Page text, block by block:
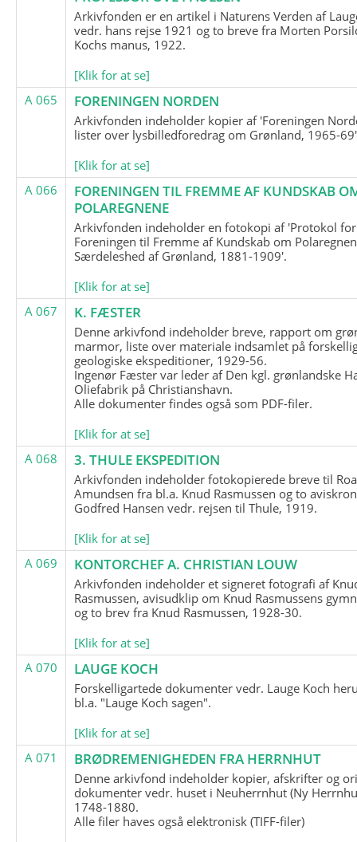
Arkivfonden er en artikel i Naturens Verden af
vedr. hans rejse 1921 og to breve fra Morten
Kochs manus, 1922.
[Klik for at se]
A 065
FORENINGEN NORDEN
Arkivfonden indeholder kopier af 'Foreningen
lister over lysbilledforedrag om Grønland, 1965-
[Klik for at se]
A 066
FORENINGEN TIL FREMME AF KUNDSKAB
POLAREGNENE
Arkivfonden indeholder en fotokopi af 'Protokol for
Foreningen til Fremme af Kundskab om
Særdeleshed af Grønland, 1881-1909'.
[Klik for at se]
A 067
K. FÆSTER
Denne arkivfond indeholder breve, rapport om
marmor, liste over materiale indsamlet på
geologiske ekspeditioner, 1929-56.
Ingenør Fæster var leder af Den kgl. grønlandske
Oliefabrik på Christianshavn.
Alle dokumenter findes også som PDF-filer.
[Klik for at se]
A 068
3. THULE EKSPEDITION
Arkivfonden indeholder fotokopierede breve til
Amundsen fra bl.a. Knud Rasmussen og to
Godfred Hansen vedr. rejsen til Thule, 1919.
[Klik for at se]
A 069
KONTORCHEF A. CHRISTIAN LOUW
Arkivfonden indeholder et signeret fotografi af
Rasmussen, avisudklip om Knud Rasmussens
og to brev fra Knud Rasmussen, 1928-30.
[Klik for at se]
A 070
LAUGE KOCH
Forskelligartede dokumenter vedr. Lauge Koch
bl.a. "Lauge Koch sagen".
[Klik for at se]
A 071
BRØDREMENIGHEDEN FRA HERRNHUT
Denne arkivfond indeholder kopier, afskrifter og
dokumenter vedr. huset i Neuherrnhut (Ny
1748-1880.
Alle filer haves også elektronisk (TIFF-filer)